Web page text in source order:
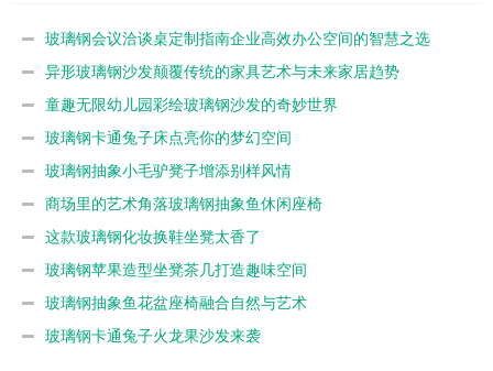
玻璃钢会议洽谈桌定制指南企业高效办公空间的智慧之选
异形玻璃钢沙发颠覆传统的家具艺术与未来家居趋势
童趣无限幼儿园彩绘玻璃钢沙发的奇妙世界
玻璃钢卡通兔子床点亮你的梦幻空间
玻璃钢抽象小毛驴凳子增添别样风情
商场里的艺术角落玻璃钢抽象鱼休闲座椅
这款玻璃钢化妆换鞋坐凳太香了
玻璃钢苹果造型坐凳茶几打造趣味空间
玻璃钢抽象鱼花盆座椅融合自然与艺术
玻璃钢卡通兔子火龙果沙发来袭